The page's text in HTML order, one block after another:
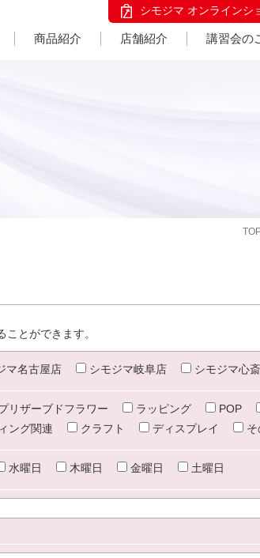
シモジマ オンラインシ
商品紹介 店舗紹介 講習会の
とができます。
マ名古屋店 シモジマ岐阜店 シモジマ心
リザーブドフラワー ラッピング POP
ング関連 クラフト ディスプレイ
水曜日 木曜日 金曜日 土曜日